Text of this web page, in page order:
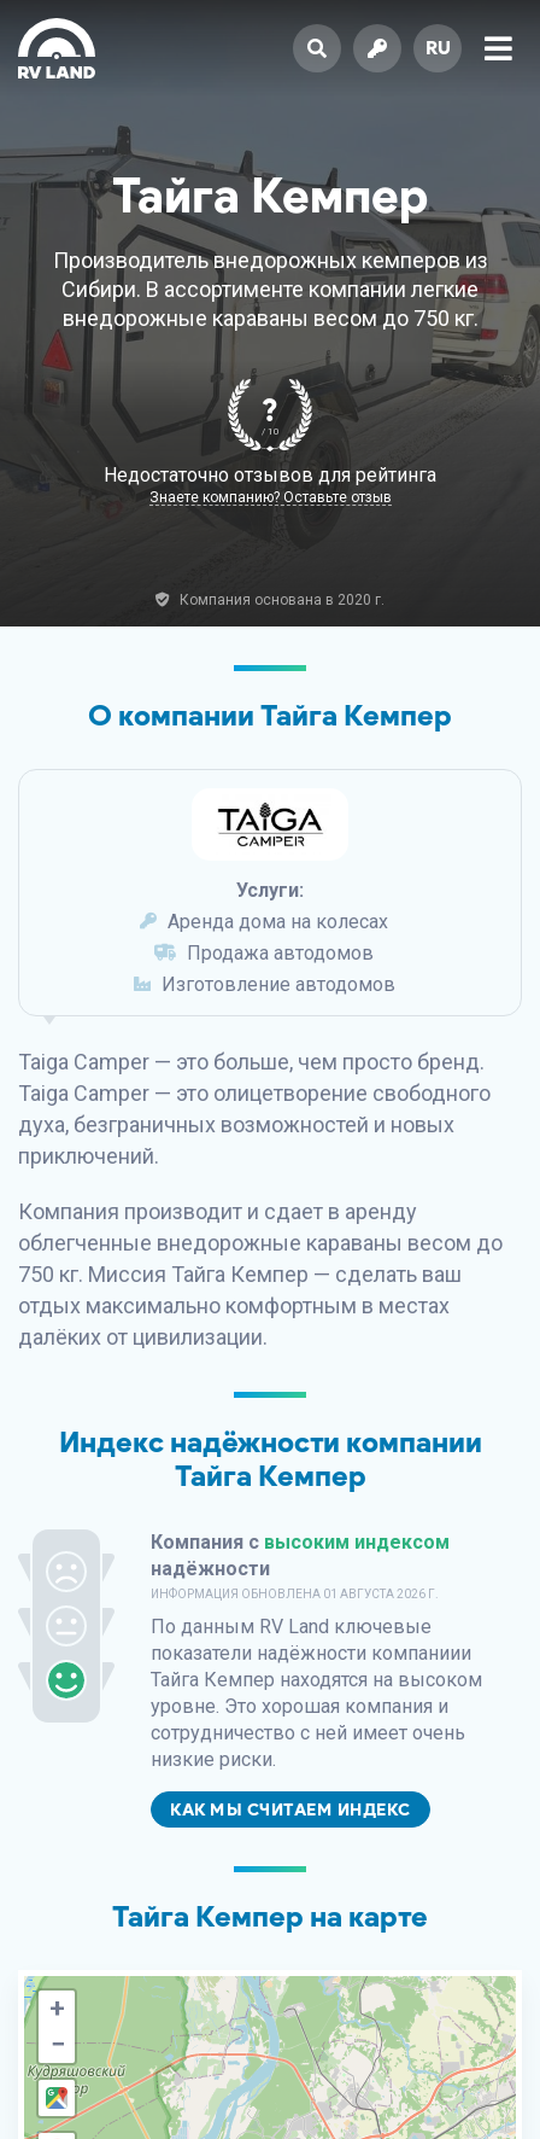
RU
Тайга Кемпер
Производитель внедорожных кемперов из
Сибири. В ассортименте компании легкие
внедорожные караваны весом до 750 кг.
?
/ 10
Недостаточно отзывов для рейтинга
Знаете компанию? Оставьте отзыв
Компания основана в 2020 г.
О компании Тайга Кемпер
Услуги:
Аренда дома на колесах
Продажа автодомов
Изготовление автодомов
Taiga Camper — это больше, чем просто бренд.
Taiga Camper — это олицетворение свободного
духа, безграничных возможностей и новых
приключений.
Компания производит и сдает в аренду
облегченные внедорожные караваны весом до
750 кг. Миссия Тайга Кемпер — сделать ваш
отдых максимально комфортным в местах
далёких от цивилизации.
Индекс надёжности компании
Тайга Кемпер
Компания с высоким индексом
надёжности
ИНФОРМАЦИЯ ОБНОВЛЕНА 01 АВГУСТА 2026 Г.
По данным RV Land ключевые
показатели надёжности компаниии
Тайга Кемпер находятся на высоком
уровне. Это хорошая компания и
сотрудничество с ней имеет очень
низкие риски.
КАК МЫ СЧИТАЕМ ИНДЕКС
Тайга Кемпер на карте
+
−